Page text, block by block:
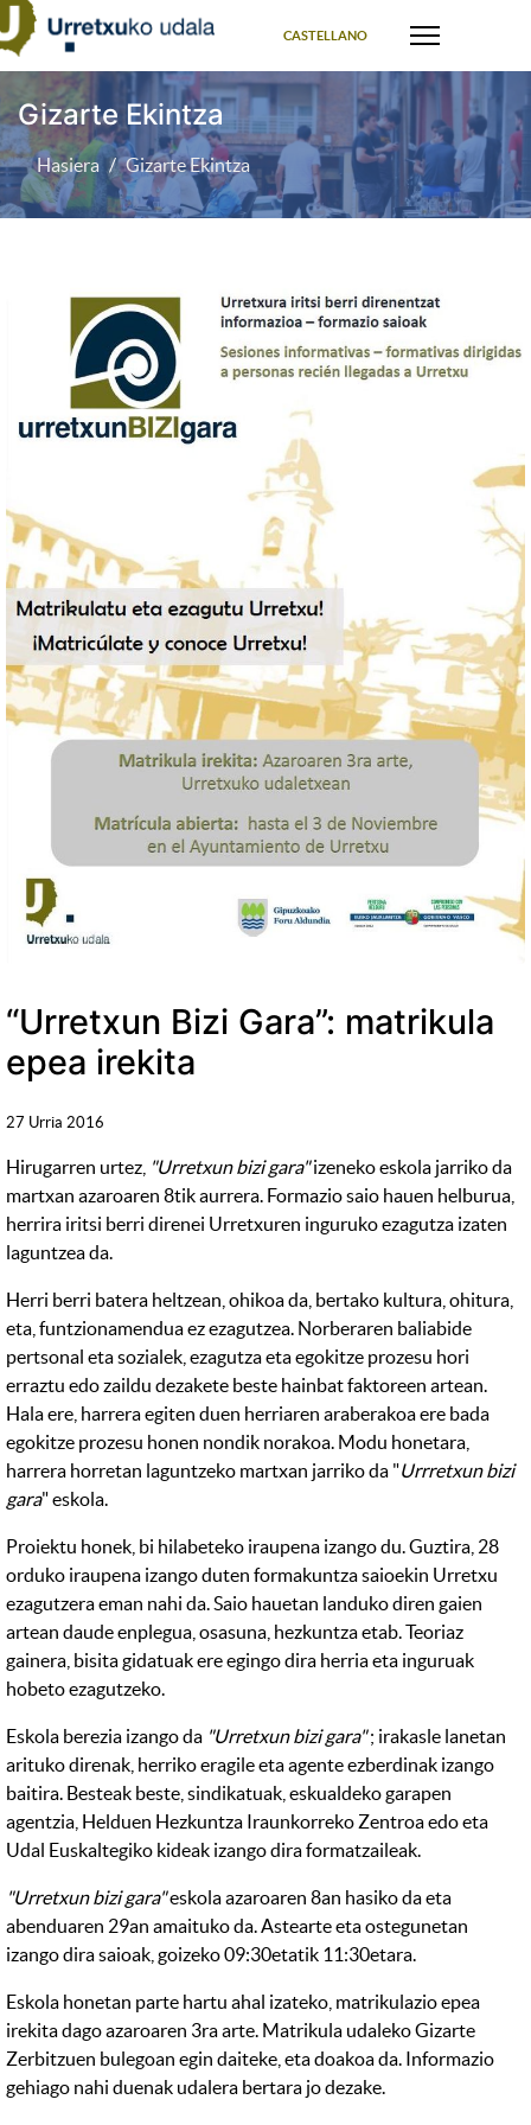
CASTELLANO
Gizarte Ekintza
Hasiera Gizarte Ekintza
“Urretxun Bizi Gara”: matrikula
epea irekita
27 Urria 2016
Hirugarren urtez, "Urretxun bizi gara"izeneko eskola jarriko da
martxan azaroaren 8tik aurrera. Formazio saio hauen helburua,
herrira iritsi berri direnei Urretxuren inguruko ezagutza izaten
laguntzea da.
Herri berri batera heltzean, ohikoa da, bertako kultura, ohitura,
eta, funtzionamendua ez ezagutzea. Norberaren baliabide
pertsonal eta sozialek, ezagutza eta egokitze prozesu hori
erraztu edo zaildu dezakete beste hainbat faktoreen artean.
Hala ere, harrera egiten duen herriaren araberakoa ere bada
egokitze prozesu honen nondik norakoa. Modu honetara,
harrera horretan laguntzeko martxan jarriko da "Urrretxun bizi
gara" eskola.
Proiektu honek, bi hilabeteko iraupena izango du. Guztira, 28
orduko iraupena izango duten formakuntza saioekin Urretxu
ezagutzera eman nahi da. Saio hauetan landuko diren gaien
artean daude enplegua, osasuna, hezkuntza etab. Teoriaz
gainera, bisita gidatuak ere egingo dira herria eta inguruak
hobeto ezagutzeko.
Eskola berezia izango da "Urretxun bizi gara"; irakasle lanetan
arituko direnak, herriko eragile eta agente ezberdinak izango
baitira. Besteak beste, sindikatuak, eskualdeko garapen
agentzia, Helduen Hezkuntza Iraunkorreko Zentroa edo eta
Udal Euskaltegiko kideak izango dira formatzaileak.
"Urretxun bizi gara"eskola azaroaren 8an hasiko da eta
abenduaren 29an amaituko da. Astearte eta ostegunetan
izango dira saioak, goizeko 09:30etatik 11:30etara.
Eskola honetan parte hartu ahal izateko, matrikulazio epea
irekita dago azaroaren 3ra arte. Matrikula udaleko Gizarte
Zerbitzuen bulegoan egin daiteke, eta doakoa da. Informazio
gehiago nahi duenak udalera bertara jo dezake.